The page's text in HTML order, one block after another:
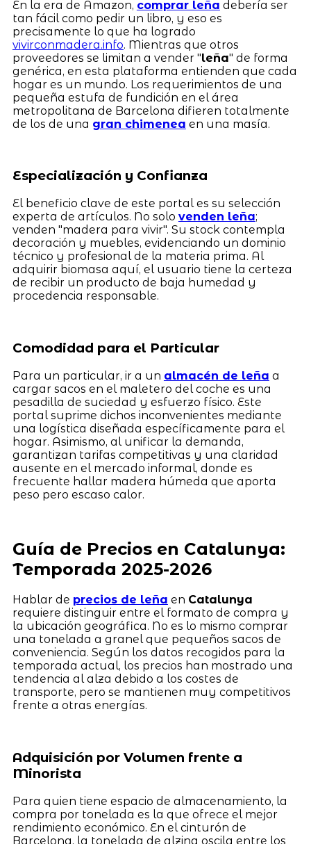
En la era de Amazon, comprar leña debería ser
tan fácil como pedir un libro, y eso es
precisamente lo que ha logrado
vivirconmadera.info. Mientras que otros
proveedores se limitan a vender "leña" de forma
genérica, en esta plataforma entienden que cada
hogar es un mundo. Los requerimientos de una
pequeña estufa de fundición en el área
metropolitana de Barcelona difieren totalmente
de los de una gran chimenea en una masía.
Especialización y Confianza
El beneficio clave de este portal es su selección
experta de artículos. No solo venden leña;
venden "madera para vivir". Su stock contempla
decoración y muebles, evidenciando un dominio
técnico y profesional de la materia prima. Al
adquirir biomasa aquí, el usuario tiene la certeza
de recibir un producto de baja humedad y
procedencia responsable.
Comodidad para el Particular
Para un particular, ir a un almacén de leña a
cargar sacos en el maletero del coche es una
pesadilla de suciedad y esfuerzo físico. Este
portal suprime dichos inconvenientes mediante
una logística diseñada específicamente para el
hogar. Asimismo, al unificar la demanda,
garantizan tarifas competitivas y una claridad
ausente en el mercado informal, donde es
frecuente hallar madera húmeda que aporta
peso pero escaso calor.
Guía de Precios en Catalunya:
Temporada 2025-2026
Hablar de precios de leña en Catalunya
requiere distinguir entre el formato de compra y
la ubicación geográfica. No es lo mismo comprar
una tonelada a granel que pequeños sacos de
conveniencia. Según los datos recogidos para la
temporada actual, los precios han mostrado una
tendencia al alza debido a los costes de
transporte, pero se mantienen muy competitivos
frente a otras energías.
Adquisición por Volumen frente a
Minorista
Para quien tiene espacio de almacenamiento, la
compra por tonelada es la que ofrece el mejor
rendimiento económico. En el cinturón de
Barcelona, la tonelada de alzina oscila entre los